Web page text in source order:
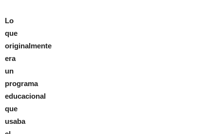
Lo
que
originalmente
era
un
programa
educacional
que
usaba